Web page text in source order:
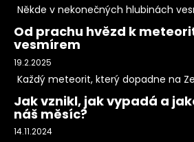
Někde v nekonečných hlubinách
Od prachu hvězd k
vesmírem
19.2.2025
Každý meteorit, který dopadne na
Jak vznikl, jak vypadá a
náš měsíc?
14.11.2024